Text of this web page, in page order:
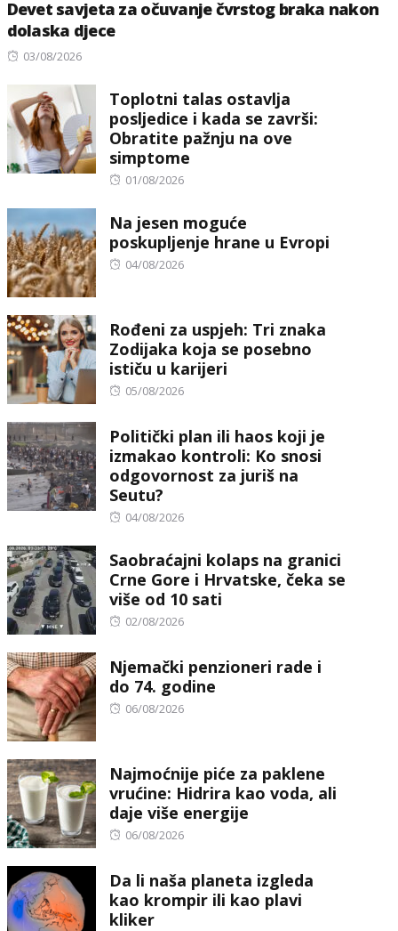
Devet savjeta za očuvanje čvrstog braka nakon
dolaska djece
Posted
03/08/2026
Toplotni talas ostavlja
posljedice i kada se završi:
Obratite pažnju na ove
simptome
Posted
01/08/2026
Na jesen moguće
poskupljenje hrane u Evropi
Posted
04/08/2026
Rođeni za uspjeh: Tri znaka
Zodijaka koja se posebno
ističu u karijeri
Posted
05/08/2026
Politički plan ili haos koji je
izmakao kontroli: Ko snosi
odgovornost za juriš na
Seutu?
Posted
04/08/2026
Saobraćajni kolaps na granici
Crne Gore i Hrvatske, čeka se
više od 10 sati
Posted
02/08/2026
Njemački penzioneri rade i
do 74. godine
Posted
06/08/2026
Najmoćnije piće za paklene
vrućine: Hidrira kao voda, ali
daje više energije
Posted
06/08/2026
Da li naša planeta izgleda
kao krompir ili kao plavi
kliker